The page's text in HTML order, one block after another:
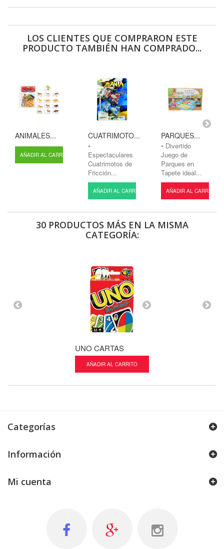
LOS CLIENTES QUE COMPRARON ESTE
PRODUCTO TAMBIÉN HAN COMPRADO...
ANIMALES...
AÑADIR AL CARRITO
CUATRIMOTO...
•
Espectaculares
Cuatrimotos de
Fricción...
AÑADIR AL CARRITO
PARQUES...
• Divertido
Juego de
Parques en
Tapete ideal...
AÑADIR AL CARRITO
30 PRODUCTOS MÁS EN LA MISMA
CATEGORÍA:
UNO CARTAS
AÑADIR AL CARRITO
Categorías
Información
Mi cuenta